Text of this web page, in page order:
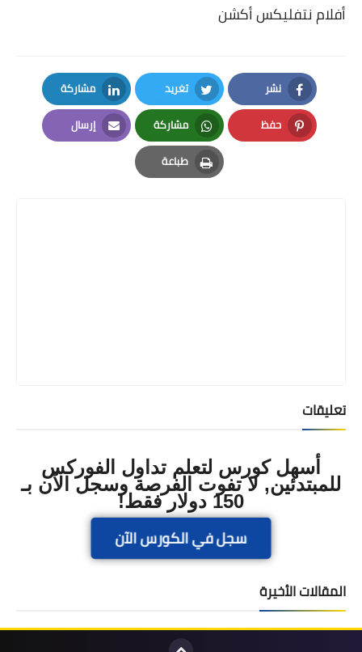
أفلام نتفليكس أكشن
نشر
Facebook
تغريد
Twitter
مشاركة
LinkedIn
حفظ
Pinterest
مشاركة
Whatsapp
إرسال
Email
طباعة
Print
تعليقات
أسهل كورس لتعلم تداول الفوركس
للمبتدئين, لا تفوت الفرصة وسجل الآن بـ
150 دولار فقط!
سجل في الكورس الآن
المقالات الأخيرة